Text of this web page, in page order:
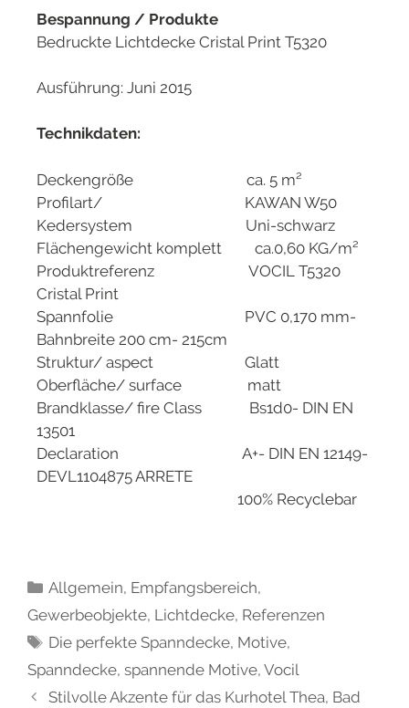
Bespannung / Produkte
Bedruckte Lichtdecke Cristal Print T5320
Ausführung: Juni 2015
Technikdaten:
Deckengröße ca. 5 m²
Profilart/ KAWAN W50
Kedersystem Uni-schwarz
Flächengewicht komplett ca.0,60 KG/m²
Produktreferenz VOCIL T5320
Cristal Print
Spannfolie PVC 0,170 mm-
Bahnbreite 200 cm- 215cm
Struktur/ aspect Glatt
Oberfläche/ surface matt
Brandklasse/ fire Class Bs1d0- DIN EN
13501
Declaration A+- DIN EN 12149-
DEVL1104875 ARRETE
100% Recyclebar
Allgemein, Empfangsbereich,
Gewerbeobjekte, Lichtdecke, Referenzen
Die perfekte Spanndecke, Motive,
Spanndecke, spannende Motive, Vocil
Stilvolle Akzente für das Kurhotel Thea, Bad